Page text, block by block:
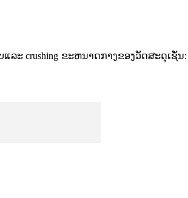
crushing ຂະຫນາດກາງຂອງວັດສະດຸເຊັ່ນ: